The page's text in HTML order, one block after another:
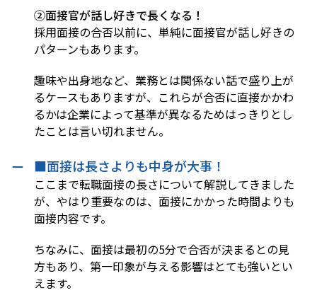
②面接官が話し好きで長くなる！
採用面接の合否以前に、単純に面接官が話し好きの
パターンもあります。
趣味や出身地など、業務とは関係ない話で盛り上が
るケースもありますが、これらが合否に直接かかわ
るかは企業によって基準が異なるためはっきりとし
たことは言い切れません。
■面接は長さよりも中身が大事！
ここまで転職面接の長さについて解説してきました
が、やはり重要なのは、面接にかかった時間よりも
面接内容です。
ちなみに、面接は最初の5分で合否が決まるとの見
方もあり、第一印象が与える影響はとても強いとい
えます。